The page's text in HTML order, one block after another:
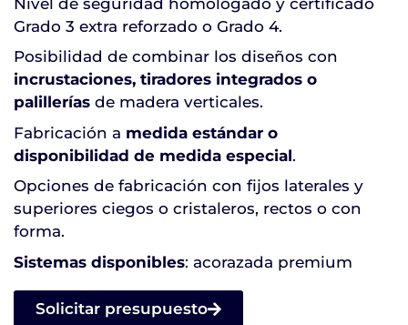
Grado 3 extra reforzado o Grado 4.
Posibilidad de combinar los diseños con
incrustaciones, tiradores integrados o
palillerías de madera verticales.
Fabricación a medida estándar o
disponibilidad de medida especial.
Opciones de fabricación con fijos laterales y
superiores ciegos o cristaleros, rectos o con
forma.
Sistemas disponibles: acorazada premium
Solicitar presupuesto